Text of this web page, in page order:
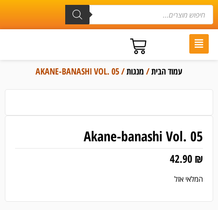
עמוד הבית/ מנגות/ AKANE-BANASHI VOL. 05
Akane-banashi Vol. 05
42.90 ₪
המלאי אזל